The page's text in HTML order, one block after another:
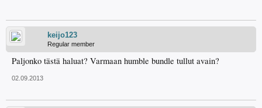
keijo123
Regular member
Paljonko tästä haluat? Varmaan humble bundle tullut avain?
02.09.2013